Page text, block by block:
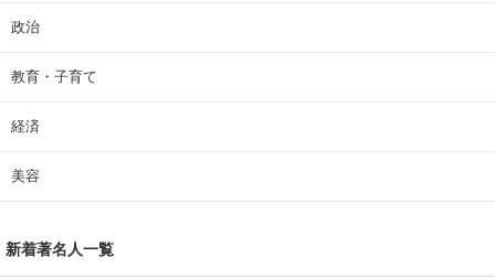
政治
教育・子育て
経済
美容
新着著名人一覧